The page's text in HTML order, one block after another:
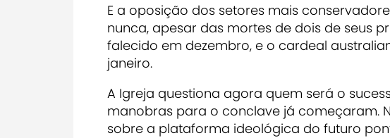
E a oposição dos setores mais
nunca, apesar das mortes de dois de seus
falecido em dezembro, e o cardeal
janeiro.
A Igreja questiona agora quem será o
manobras para o conclave já começaram.
sobre a plataforma ideológica do futuro